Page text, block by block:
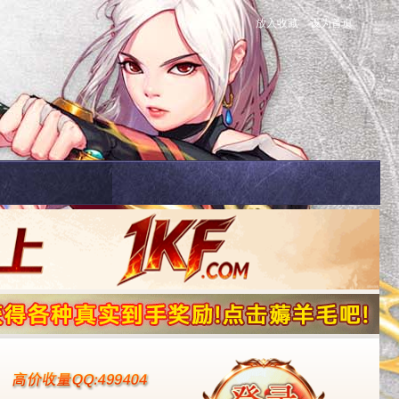
放入收藏 设为首页